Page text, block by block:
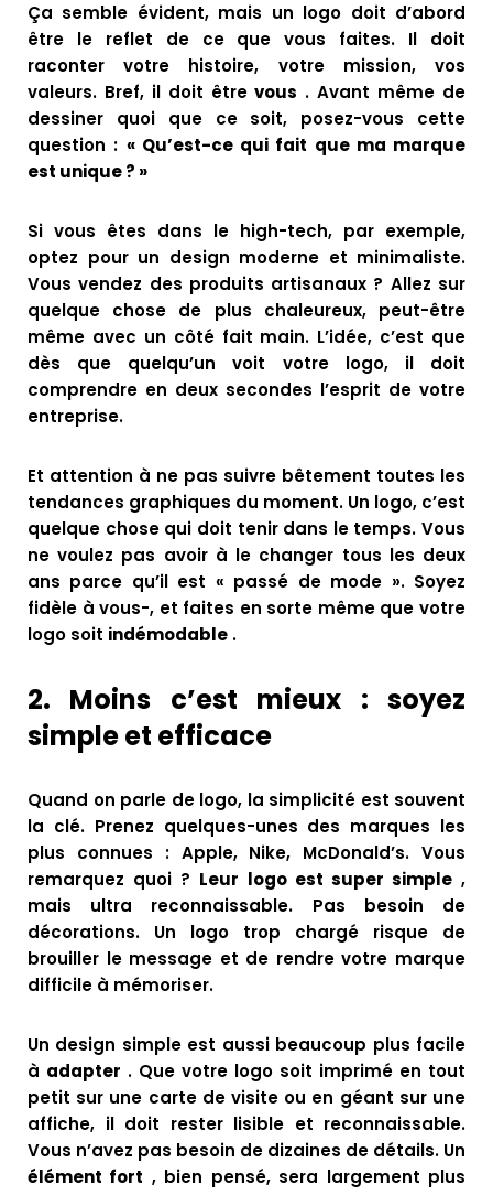
Ça semble évident, mais un logo doit d’abord
être le reflet de ce que vous faites. Il doit
raconter votre histoire, votre mission, vos
valeurs. Bref, il doit êtrevous . Avant même de
dessiner quoi que ce soit, posez-vous cette
question : « Qu’est-ce qui fait que ma marque
est unique ? »
Si vous êtes dans le high-tech, par exemple,
optez pour un design moderne et minimaliste.
Vous vendez des produits artisanaux ? Allez sur
quelque chose de plus chaleureux, peut-être
même avec un côté fait main. L’idée, c’est que
dès que quelqu’un voit votre logo, il doit
comprendre en deux secondes l’esprit de votre
entreprise.
Et attention à ne pas suivre bêtement toutes les
tendances graphiques du moment. Un logo, c’est
quelque chose qui doit tenir dans le temps. Vous
ne voulez pas avoir à le changer tous les deux
ans parce qu’il est « passé de mode ». Soyez
fidèle à vous-, et faites en sorte même que votre
logo soit indémodable .
2. Moins c’est mieux : soyez
simple et efficace
Quand on parle de logo, la simplicité est souvent
la clé. Prenez quelques-unes des marques les
plus connues : Apple, Nike, McDonald’s. Vous
remarquez quoi ? Leur logo est super simple,
mais ultra reconnaissable. Pas besoin de
décorations. Un logo trop chargé risque de
brouiller le message et de rendre votre marque
difficile à mémoriser.
Un design simple est aussi beaucoup plus facile
à adapter . Que votre logo soit imprimé en tout
petit sur une carte de visite ou en géant sur une
affiche, il doit rester lisible et reconnaissable.
Vous n’avez pas besoin de dizaines de détails. Un
élément fort , bien pensé, sera largement plus